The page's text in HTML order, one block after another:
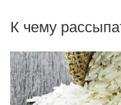
К чему